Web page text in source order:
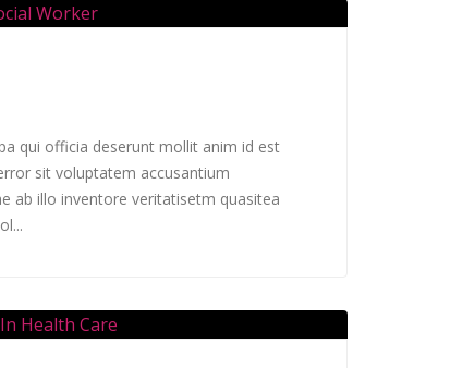
qui officia deserunt mollit anim id est
sit voluptatem accusantium
ab illo inventore veritatisetm quasitea